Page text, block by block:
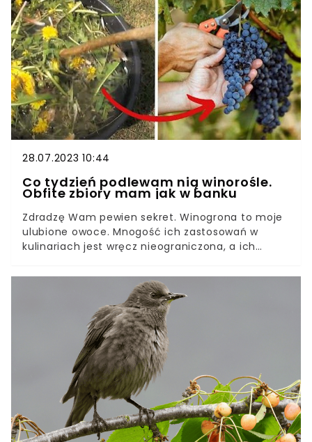
28.07.2023 10:44
Co tydzień podlewam nią winorośle.
Obfite zbiory mam jak w banku
Zdradzę Wam pewien sekret. Winogrona to moje
ulubione owoce. Mnogość ich zastosowań w
kulinariach jest wręcz nieograniczona, a ich
wiadomością, że uprawą winogron zajmuje się od
lat, prawda? Dzisiaj zdradzę Wam patent na to,
jak zwiększyć zbiory winogron.